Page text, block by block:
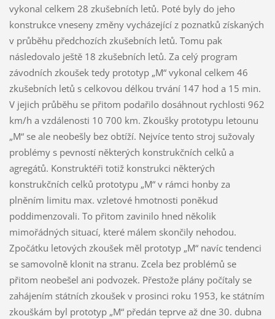
vykonal celkem 28 zkušebních letů. Poté byly do jeho
konstrukce vneseny změny vycházející z poznatků získaných
v průběhu předchozích zkušebních letů. Tomu pak
následovalo ještě 18 zkušebních letů. Za celý program
závodních zkoušek tedy prototyp „M“ vykonal celkem 46
zkušebních letů s celkovou délkou trvání 147 hod a 15 min.
V jejich průběhu se přitom podařilo dosáhnout rychlosti 962
km/h a vzdálenosti 10 700 km. Zkoušky prototypu letounu
„M“ se ale neobešly bez obtíží. Nejvíce tento stroj sužovaly
problémy s pevností některých konstrukčních celků a
agregátů. Konstruktéři totiž konstrukci některých
konstrukčních celků prototypu „M“ v rámci honby za
plněním limitu max. vzletové hmotnosti poněkud
poddimenzovali. To přitom zavinilo hned několik
mimořádných situací, které málem skončily nehodou.
Zpočátku letových zkoušek měl prototyp „M“ navíc tendenci
se samovolně klonit na stranu. Zcela bez problémů se
přitom neobešel ani podvozek. Přestože plány počítaly se
zahájením státních zkoušek v prosinci roku 1953, ke státním
zkouškám byl prototyp „M“ předán teprve až dne 30. dubna